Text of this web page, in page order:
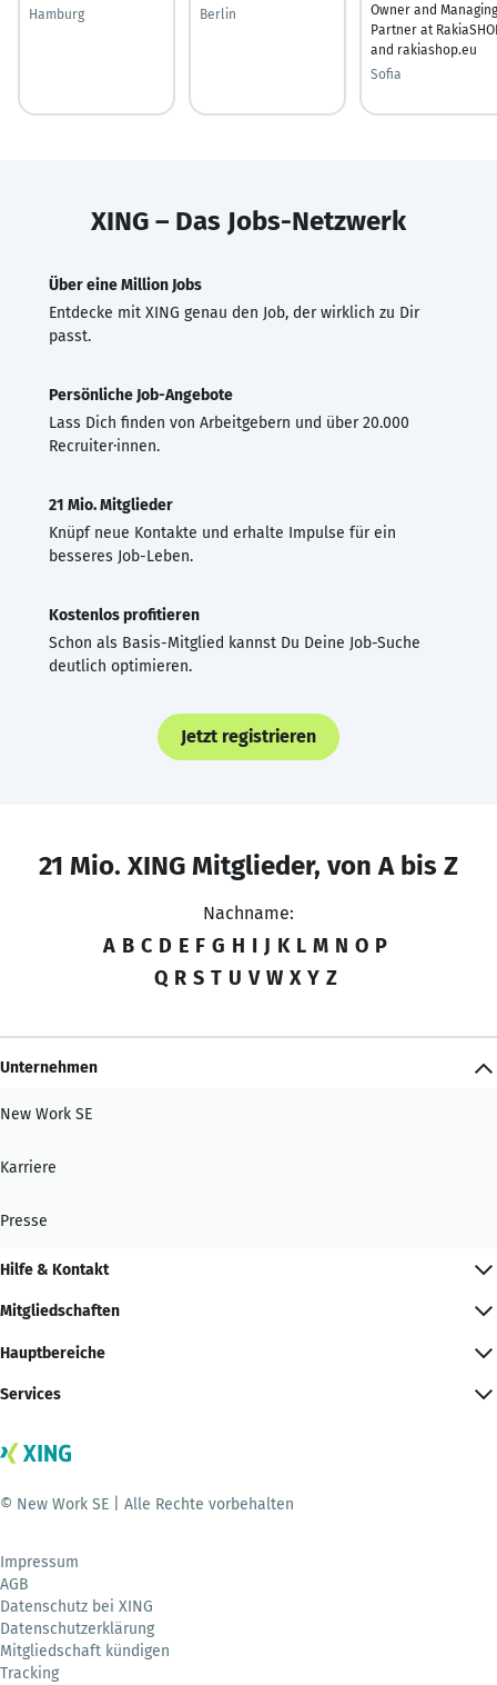
Hamburg
Berlin
Owner and Managing
Partner at
and rakiashop.eu
Sofia
XING – Das Jobs-Netzwerk
Über eine Million Jobs
Entdecke mit XING genau den Job, der wirklich zu Dir
passt.
Persönliche Job-Angebote
Lass Dich finden von Arbeitgebern und über 20.000
Recruiter·innen.
21 Mio. Mitglieder
Knüpf neue Kontakte und erhalte Impulse für ein
besseres Job-Leben.
Kostenlos profitieren
Schon als Basis-Mitglied kannst Du Deine Job-Suche
deutlich optimieren.
Jetzt registrieren
21 Mio. XING Mitglieder, von A bis Z
Nachname:
A B C D E F G H I J K L M N O P
Q R S T U V W X Y Z
Unternehmen
New Work SE
Karriere
Presse
Hilfe & Kontakt
Mitgliedschaften
Hauptbereiche
Services
© New Work SE | Alle Rechte vorbehalten
Impressum
AGB
Datenschutz bei XING
Datenschutzerklärung
Mitgliedschaft kündigen
Tracking